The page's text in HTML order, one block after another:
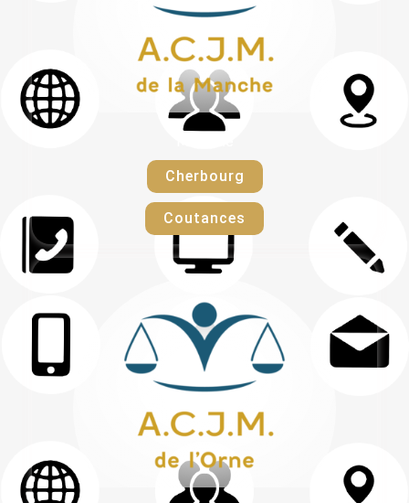
Cherbourg
Coutances